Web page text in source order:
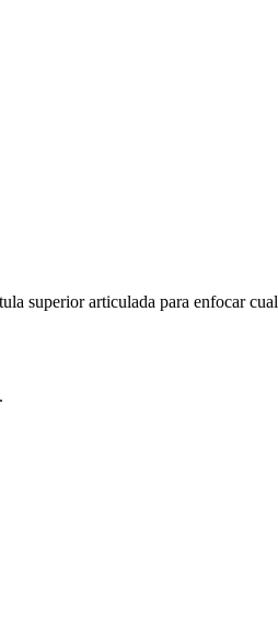
superior articulada para enfocar